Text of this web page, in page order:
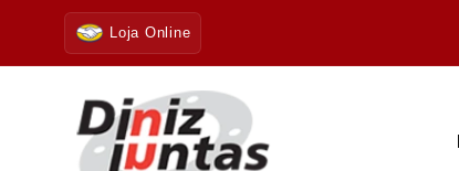
Loja Online